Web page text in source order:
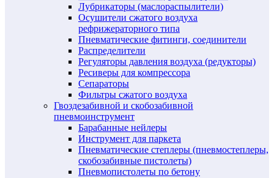
Лубрикаторы (маслораспылители)
Осушители сжатого воздуха
рефрижераторного типа
Пневматические фитинги, соединители
Распределители
Регуляторы давления воздуха (редукторы)
Ресиверы для компрессора
Сепараторы
Фильтры сжатого воздуха
Гвоздезабивной и скобозабивной
пневмоинструмент
Барабанные нейлеры
Инструмент для паркета
Пневматические степлеры (пневмостеплеры,
скобозабивные пистолеты)
Пневмопистолеты по бетону